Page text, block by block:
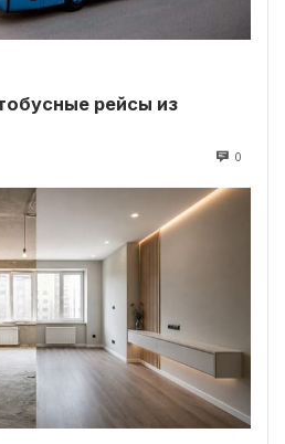
рейсы из
0